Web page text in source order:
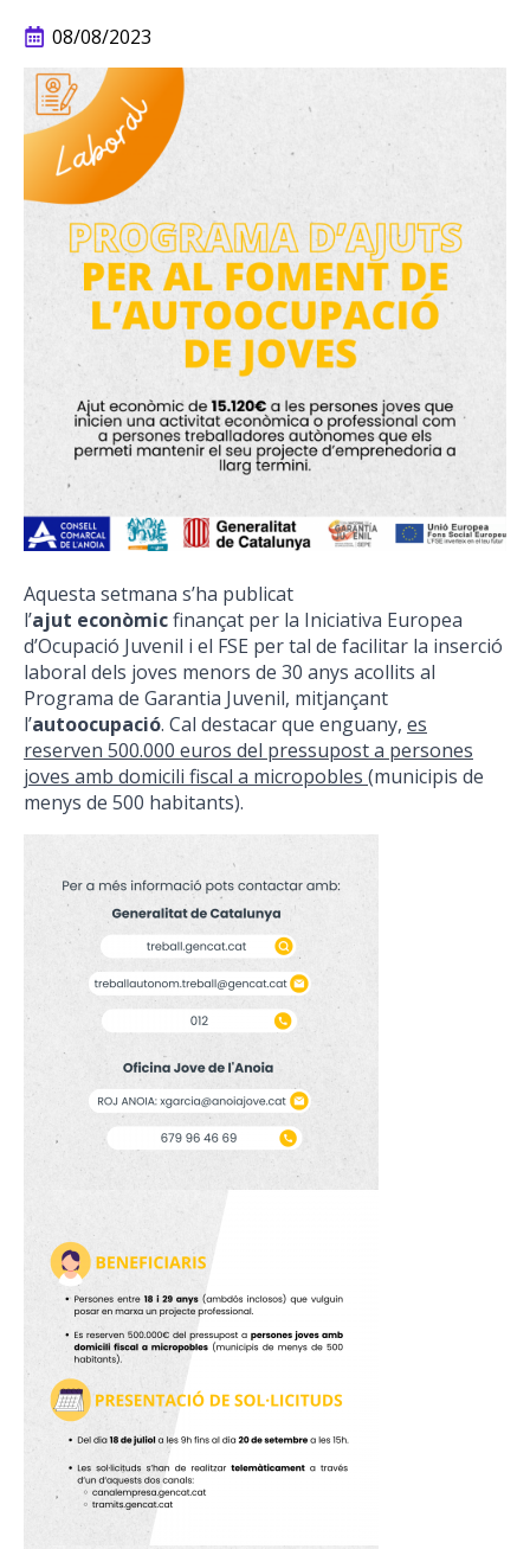
08/08/2023
Aquesta setmana s’ha publicat
l’ajut econòmicfinançat per la Iniciativa Europea
d’Ocupació Juvenil i el FSE per tal de facilitar la inserció
laboral dels joves menors de 30 anys acollits al
Programa de Garantia Juvenil, mitjançant
l’autoocupació. Cal destacar que enguany, es
reserven 500.000 euros del pressupost a persones
joves amb domicili fiscal a micropobles (municipis de
menys de 500 habitants).